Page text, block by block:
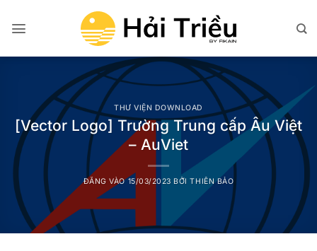
qua
dung
THƯ VIỆN DOWNLOAD
[Vector Logo] Trường Trung cấp Âu Việt
– AuViet
ĐĂNG VÀO15/03/2023 BỞITHIÊN BẢO